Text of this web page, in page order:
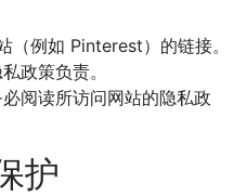
（例如 Pinterest）的链接。
政策负责。
阅读所访问网站的隐私政
护